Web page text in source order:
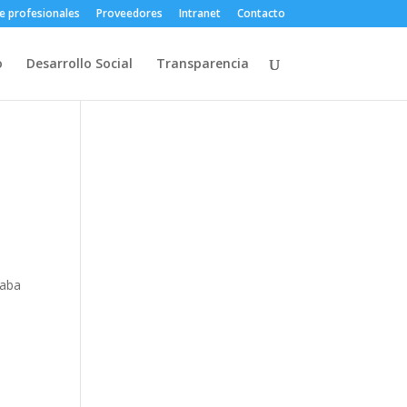
profesionales Proveedores Intranet Contacto
Desarrollo Social Transparencia